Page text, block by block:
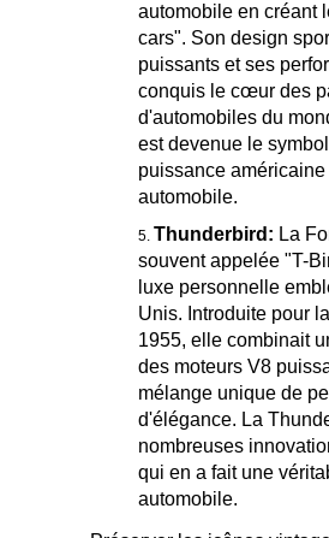
automobile en créant
cars". Son design
puissants et ses
conquis le cœur des
d'automobiles du
est devenue le
puissance
automobile.
Thunderbird: La
souvent appelée "T-
luxe personnelle
Unis. Introduite pour
1955, elle combinait
des moteurs V8
mélange unique de
d'élégance. La
nombreuses
qui en a fait une
automobile.